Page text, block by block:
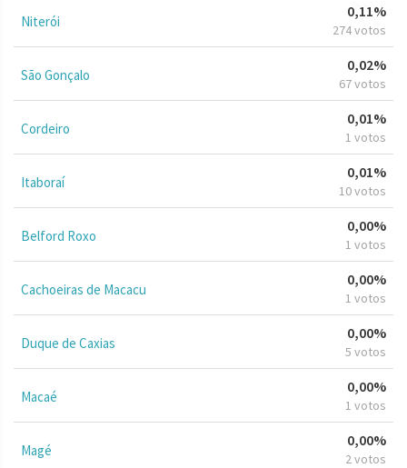
Niterói
0,11%
274 votos
São Gonçalo
0,02%
67 votos
Cordeiro
0,01%
1 votos
Itaboraí
0,01%
10 votos
Belford Roxo
0,00%
1 votos
Cachoeiras de Macacu
0,00%
1 votos
Duque de Caxias
0,00%
5 votos
Macaé
0,00%
1 votos
Magé
0,00%
2 votos